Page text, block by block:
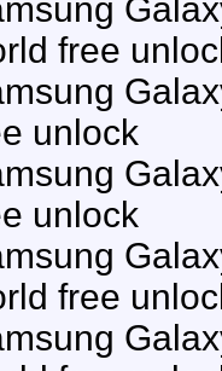
free
unlock
unlock
free